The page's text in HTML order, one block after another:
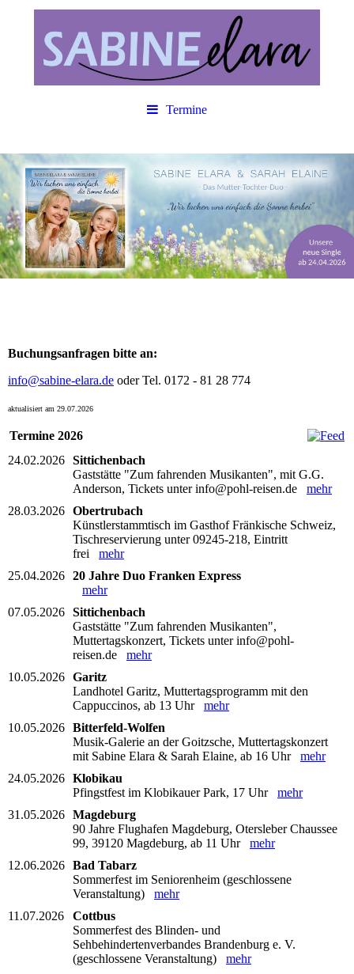
Termine
Buchungsanfragen bitte an:
info@sabine-elara.de oder Tel. 0172 - 81 28 774
aktualisiert am 29.07.2026
Termine 2026
24.02.2026 Sittichenbach
Gaststätte "Zum fahrenden Musikanten", mit G.G.
Anderson, Tickets unter info@pohl-reisen.de mehr
28.03.2026 Obertrubach
Künstlerstammtisch im Gasthof Fränkische Schweiz,
Tischreservierung unter 09245-218, Eintritt
frei mehr
25.04.2026 20 Jahre Duo Franken Express
mehr
07.05.2026 Sittichenbach
Gaststätte "Zum fahrenden Musikanten",
Muttertagskonzert, Tickets unter info@pohl-
reisen.de mehr
10.05.2026 Garitz
Landhotel Garitz, Muttertagsprogramm mit den
Cappuccinos, ab 13 Uhr mehr
10.05.2026 Bitterfeld-Wolfen
Musik-Galerie an der Goitzsche, Muttertagskonzert
mit Sabine Elara & Sarah Elaine, ab 16 Uhr mehr
24.05.2026 Klobikau
Pfingstfest im Klobikauer Park, 17 Uhr mehr
31.05.2026 Magdeburg
90 Jahre Flughafen Magdeburg, Otersleber Chaussee
99, 39120 Magdeburg, ab 11 Uhr mehr
12.06.2026 Bad Tabarz
Sommerfest im Seniorenheim (geschlossene
Veranstaltung) mehr
11.07.2026
Cottbus
Sommerfest des Blinden- und
Sehbehindertenverbandes Brandenburg e. V.
(geschlossene Veranstaltung) mehr